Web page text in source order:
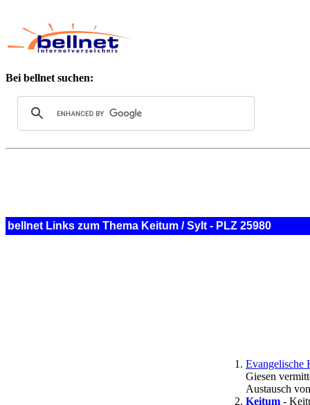
Bei bellnet suchen:
bellnet Links zum Thema Keitum / Sylt - PLZ 25980
Evangelische
Giesen
Austausch
Keitum -